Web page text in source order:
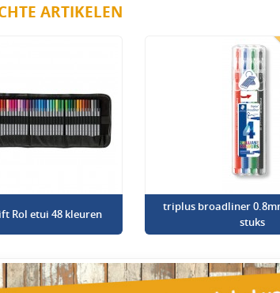
ARTIKELEN
Rol etui 48 kleuren
triplus broadliner
stuks